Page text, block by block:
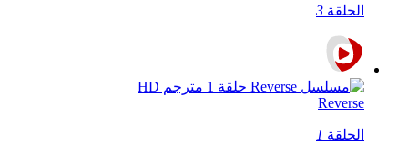
الحلقة 3
Reverse
الحلقة 1